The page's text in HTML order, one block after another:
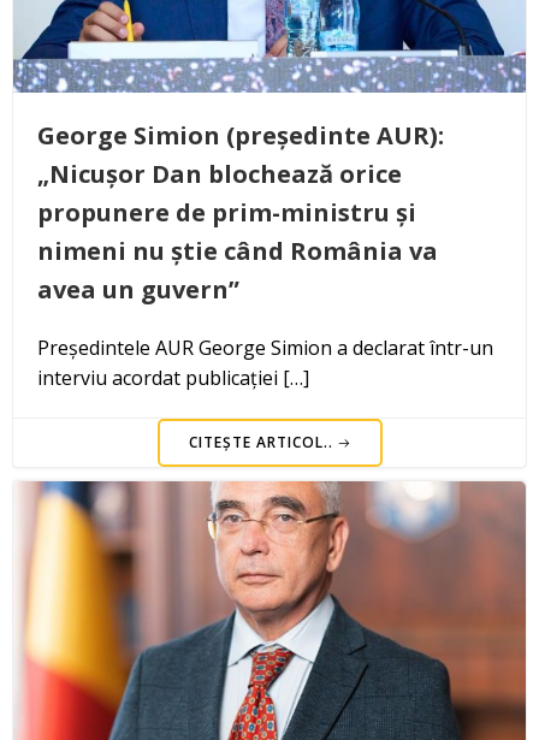
George Simion (președinte AUR):
„Nicușor Dan blochează orice
propunere de prim-ministru și
nimeni nu știe când România va
avea un guvern”
Președintele AUR George Simion a declarat într-un
interviu acordat publicației […]
CITEȘTE ARTICOL..